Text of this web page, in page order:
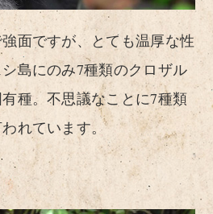
面ですが、とても温厚な性
島にのみ7種類のクロザル
種。不思議なことに7種類
れています。